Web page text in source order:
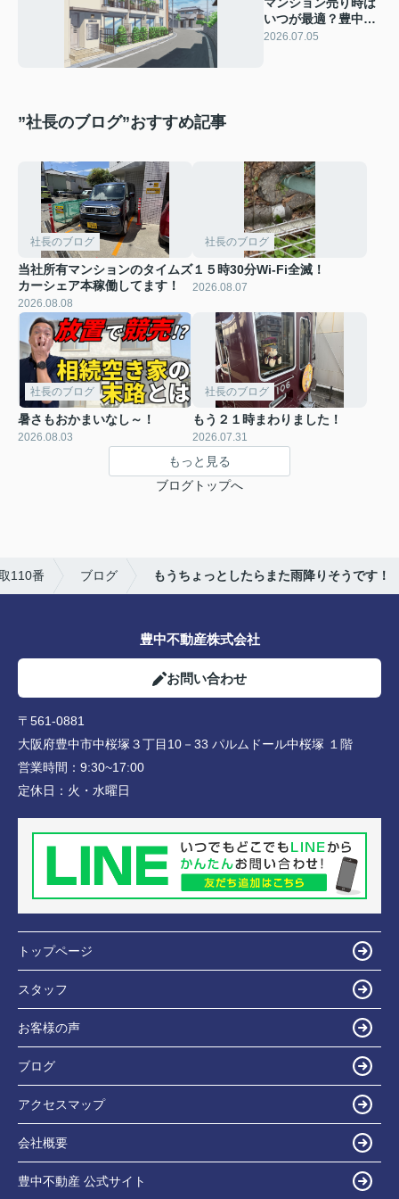
いつが最適？豊中市
で後悔しない売却タ
2026.07.05
”社長のブログ”おすすめ記事
社長のブログ
当社所有マンションのタイムズ
カーシェア本稼働してます！
2026.08.08
社長のブログ
１５時30分Wi-Fi全滅！
2026.08.07
社長のブログ
暑さもおかまいなし～！
2026.08.03
社長のブログ
もう２１時まわりました！
2026.07.31
もっと見る
ブログトップへ
110番 ブログ もうちょっとしたらまた雨降りそうです！
豊中不動産株式会社
お問い合わせ
〒561-0881
大阪府豊中市中桜塚３丁目10－33 パルムドール中桜塚 １階
営業時間： 9:30~17:00
定休日： 火・水曜日
トップページ
スタッフ
お客様の声
ブログ
アクセスマップ
会社概要
豊中不動産 公式サイト